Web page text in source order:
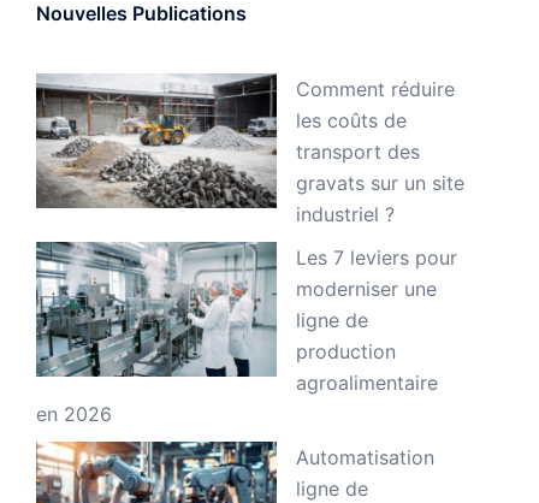
Nouvelles Publications
Comment réduire
les coûts de
transport des
gravats sur un site
industriel ?
Les 7 leviers pour
moderniser une
ligne de
production
agroalimentaire
en 2026
Automatisation
ligne de